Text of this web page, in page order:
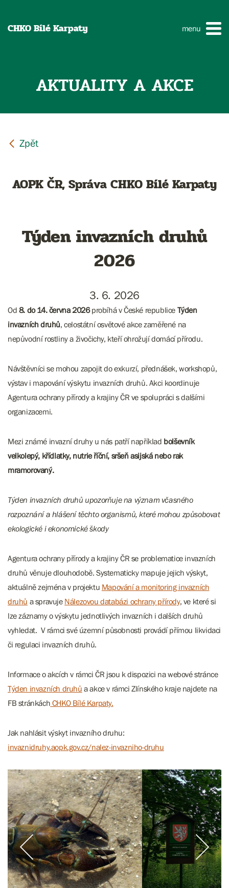
CHKO Bílé Karpaty menu
AKTUALITY A AKCE
AOPK ČR, Správa CHKO Bílé Karpaty
Týden invazních druhů
2026
3. 6. 2026
Od 8. do 14. června 2026probíhá v České republice Týden
invazních druhů, celostátní osvětové akce zaměřené na
nepůvodní rostliny a živočichy, kteří ohrožují domácí přírodu.
Návštěvníci se mohou zapojit do exkurzí, přednášek, workshopů,
výstav i mapování výskytu invazních druhů. Akci koordinuje
Agentura ochrany přírody a krajiny ČR ve spolupráci s dalšími
organizacemi.
Mezi známé invazní druhy u nás patří například bolševník
velkolepý, křídlatky, nutrie říční, sršeň asijská nebo rak
mramorovaný.
Týden invazních druhů upozorňuje na význam včasného
rozpoznání a hlášení těchto organismů, které mohou způsobovat
ekologické i ekonomické škody
Agentura ochrany přírody a krajiny ČR se problematice invazních
druhů věnuje dlouhodobě. Systematicky mapuje jejich výskyt,
aktuálně zejména v projektu Mapování a monitoring invazních
druhů a spravuje Nálezovou databázi ochrany přírody, ve které si
lze záznamy o výskytu jednotlivých invazních i dalších druhů
vyhledat. V rámci své územní působnosti provádí přímou likvidaci
či regulaci invazních druhů.
Informace o akcích v rámci ČR jsou k dispozici na webové stránce
Týden invazních druhů a akce v rámci Zlínského kraje najdete na
FB stránkách CHKO Bílé Karpaty.
Jak nahlásit výskyt invazního druhu:
invaznidruhy.aopk.gov.cz/nalez-invazniho-druhu